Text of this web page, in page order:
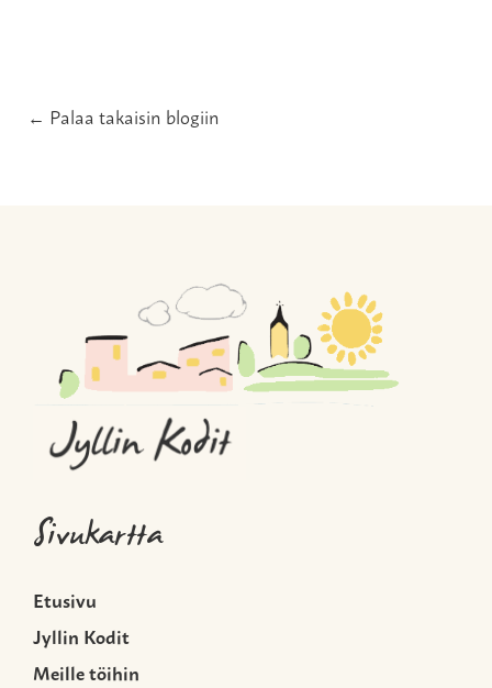
← Palaa takaisin blogiin
Sivukartta
Etusivu
Jyllin Kodit
Meille töihin